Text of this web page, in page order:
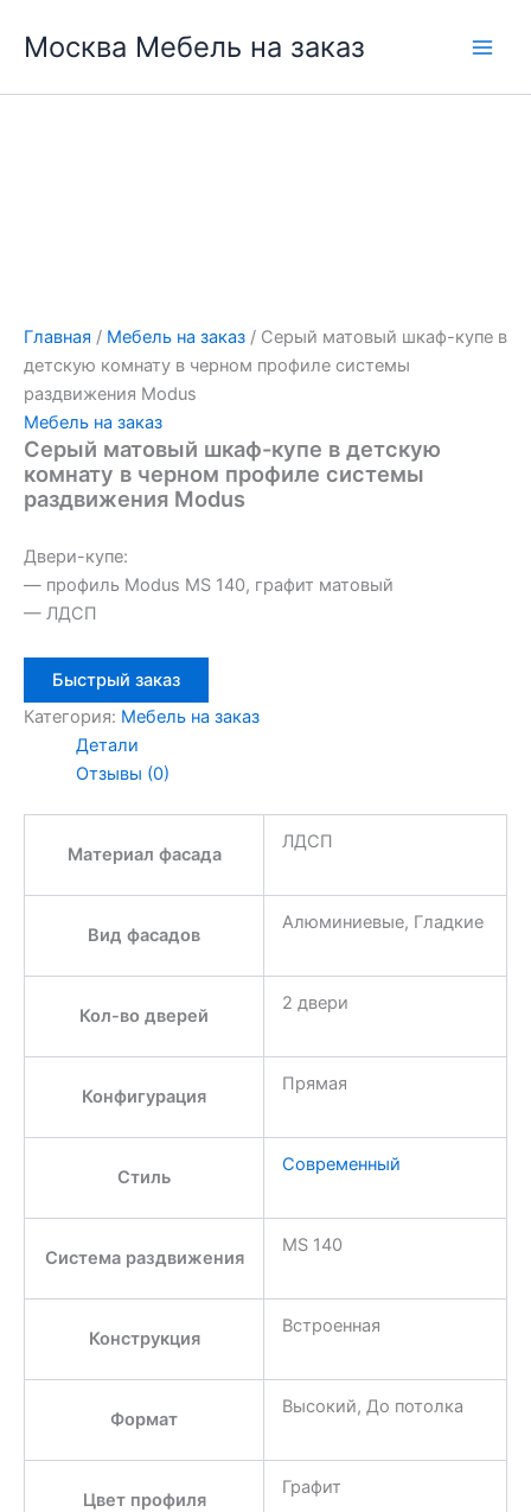
Москва Мебель на заказ
Главная / Мебель на заказ / Серый матовый шкаф-купе в
детскую комнату в черном профиле системы
раздвижения Modus
Мебель на заказ
Серый матовый шкаф-купе в детскую
комнату в черном профиле системы
раздвижения Modus
Двери-купе:
— профиль Modus MS 140, графит матовый
— ЛДСП
Быстрый заказ
Категория: Мебель на заказ
Детали
Отзывы (0)
Материал фасада
ЛДСП
Вид фасадов
Алюминиевые, Гладкие
Кол-во дверей
2 двери
Конфигурация
Прямая
Стиль
Современный
Система раздвижения
MS 140
Конструкция
Встроенная
Формат
Высокий, До потолка
Цвет профиля
Графит